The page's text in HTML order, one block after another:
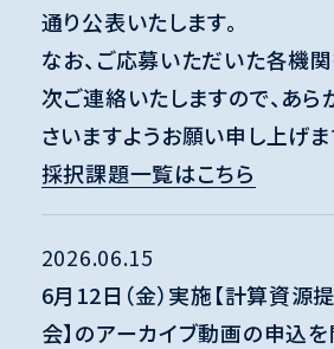
通り公表いたします。
なお、ご応募いただいた各機
次ご連絡いたしますので、あら
さいますようお願い申し上げま
採択課題一覧はこちら
2026.06.15
6月12日（金）実施【計算資源
会】のアーカイブ動画の申込